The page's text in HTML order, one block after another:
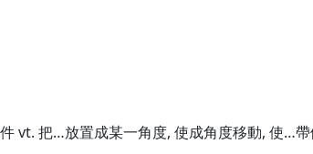
vt. 把…放置成某一角度, 使成角度移動, 使…